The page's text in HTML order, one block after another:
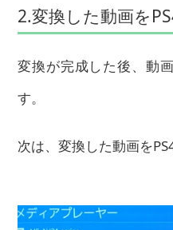
2.変換した動画を
変換が完成した後、動
す。
次は、変換した動画を